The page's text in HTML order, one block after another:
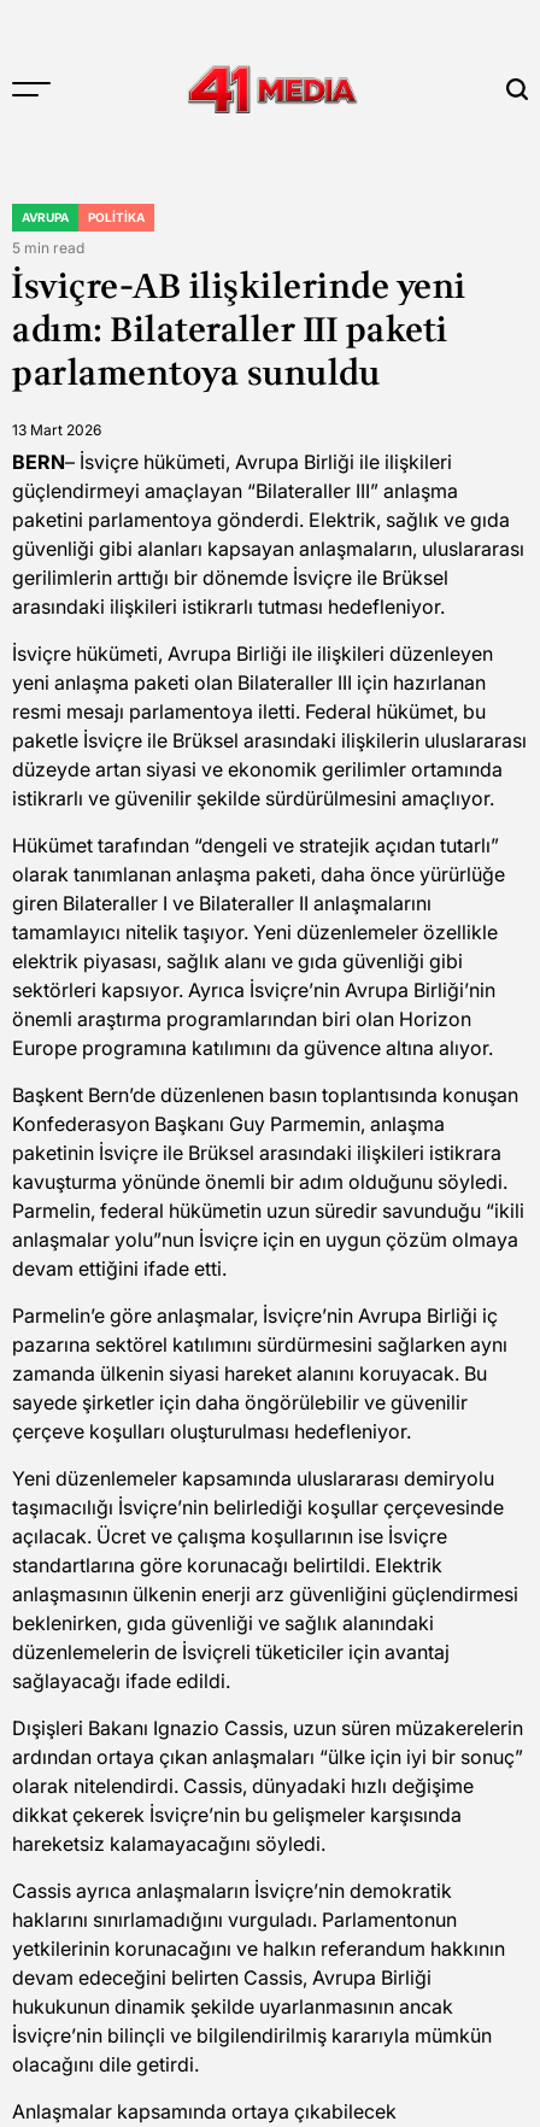
to
POSTED
IN
AVRUPA POLITIKA
Estimated
read
time
5 min read
İsviçre-AB ilişkilerinde yeni
adım: Bilateraller III paketi
parlamentoya sunuldu
13 Mart 2026
BERN– İsviçre hükümeti, Avrupa Birliği ile ilişkileri
güçlendirmeyi amaçlayan “Bilateraller III” anlaşma
paketini parlamentoya gönderdi. Elektrik, sağlık ve gıda
güvenliği gibi alanları kapsayan anlaşmaların, uluslararası
gerilimlerin arttığı bir dönemde İsviçre ile Brüksel
arasındaki ilişkileri istikrarlı tutması hedefleniyor.
İsviçre hükümeti, Avrupa Birliği ile ilişkileri düzenleyen
yeni anlaşma paketi olan Bilateraller III için hazırlanan
resmi mesajı parlamentoya iletti. Federal hükümet, bu
paketle İsviçre ile Brüksel arasındaki ilişkilerin uluslararası
düzeyde artan siyasi ve ekonomik gerilimler ortamında
istikrarlı ve güvenilir şekilde sürdürülmesini amaçlıyor.
Hükümet tarafından “dengeli ve stratejik açıdan tutarlı”
olarak tanımlanan anlaşma paketi, daha önce yürürlüğe
giren Bilateraller I ve Bilateraller II anlaşmalarını
tamamlayıcı nitelik taşıyor. Yeni düzenlemeler özellikle
elektrik piyasası, sağlık alanı ve gıda güvenliği gibi
sektörleri kapsıyor. Ayrıca İsviçre’nin Avrupa Birliği’nin
önemli araştırma programlarından biri olan Horizon
Europe programına katılımını da güvence altına alıyor.
Başkent Bern’de düzenlenen basın toplantısında konuşan
Konfederasyon Başkanı Guy Parmemin, anlaşma
paketinin İsviçre ile Brüksel arasındaki ilişkileri istikrara
kavuşturma yönünde önemli bir adım olduğunu söyledi.
Parmelin, federal hükümetin uzun süredir savunduğu “ikili
anlaşmalar yolu”nun İsviçre için en uygun çözüm olmaya
devam ettiğini ifade etti.
Parmelin’e göre anlaşmalar, İsviçre’nin Avrupa Birliği iç
pazarına sektörel katılımını sürdürmesini sağlarken aynı
zamanda ülkenin siyasi hareket alanını koruyacak. Bu
sayede şirketler için daha öngörülebilir ve güvenilir
çerçeve koşulları oluşturulması hedefleniyor.
Yeni düzenlemeler kapsamında uluslararası demiryolu
taşımacılığı İsviçre’nin belirlediği koşullar çerçevesinde
açılacak. Ücret ve çalışma koşullarının ise İsviçre
standartlarına göre korunacağı belirtildi. Elektrik
anlaşmasının ülkenin enerji arz güvenliğini güçlendirmesi
beklenirken, gıda güvenliği ve sağlık alanındaki
düzenlemelerin de İsviçreli tüketiciler için avantaj
sağlayacağı ifade edildi.
Dışişleri Bakanı Ignazio Cassis, uzun süren müzakerelerin
ardından ortaya çıkan anlaşmaları “ülke için iyi bir sonuç”
olarak nitelendirdi. Cassis, dünyadaki hızlı değişime
dikkat çekerek İsviçre’nin bu gelişmeler karşısında
hareketsiz kalamayacağını söyledi.
Cassis ayrıca anlaşmaların İsviçre’nin demokratik
haklarını sınırlamadığını vurguladı. Parlamentonun
yetkilerinin korunacağını ve halkın referandum hakkının
devam edeceğini belirten Cassis, Avrupa Birliği
hukukunun dinamik şekilde uyarlanmasının ancak
İsviçre’nin bilinçli ve bilgilendirilmiş kararıyla mümkün
olacağını dile getirdi.
Anlaşmalar kapsamında ortaya çıkabilecek